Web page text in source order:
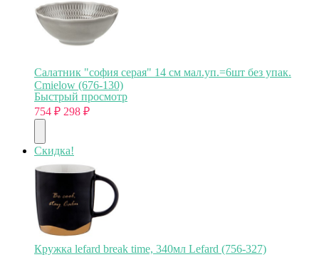
Салатник "софия серая" 14 см мал.уп.=6шт без упак.
Cmielow (676-130)
Быстрый просмотр
754 ₽ 298 ₽
Скидка!
Кружка lefard break time, 340мл Lefard (756-327)